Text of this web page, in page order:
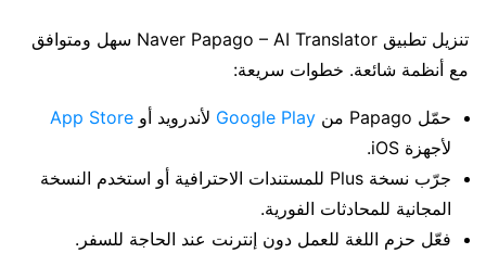
تنزيل تطبيق Naver Papago – AI Translator سهل ومتوافق
مع أنظمة شائعة. خطوات سريعة:
حمّل Papago من Google Play لأندرويد أو App Store
لأجهزة iOS.
جرّب نسخة Plus للمستندات الاحترافية أو استخدم النسخة
المجانية للمحادثات الفورية.
فعّل حزم اللغة للعمل دون إنترنت عند الحاجة للسفر.